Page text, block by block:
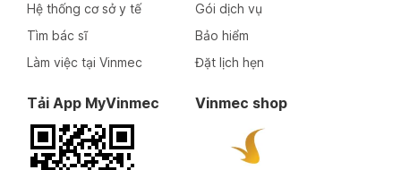
Hệ thống cơ sở y tế
Tìm bác sĩ
Làm việc tại Vinmec
Gói dịch vụ
Bảo hiểm
Đặt lịch hẹn
Tải App MyVinmec Vinmec shop